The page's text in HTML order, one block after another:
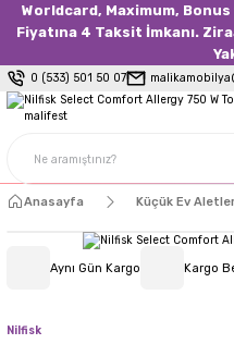
Worldcard, Maximum,
Fiyatına 4 Taksit İmkanı.
0 (533) 501 50 07
Anasayfa Küçük Ev
Aynı Gün Kargo Kargo
Nilfisk